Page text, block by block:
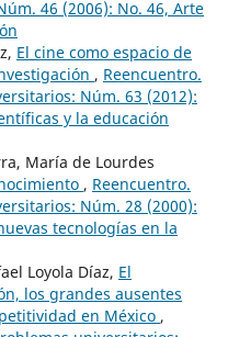
46 (2006): No. 46, Arte
El cine como espacio de
, Reencuentro.
Núm. 63 (2012):
y la educación
María de Lourdes
, Reencuentro.
Núm. 28 (2000):
tecnologías en la
Loyola Díaz, El
los grandes ausentes
en México ,